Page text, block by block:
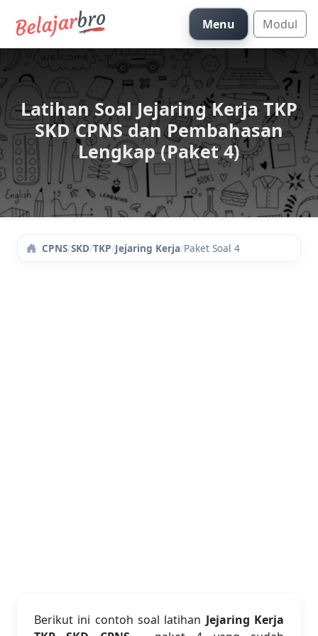
Menu Modul
Latihan Soal Jejaring Kerja TKP
SKD CPNS dan Pembahasan
Lengkap (Paket 4)
CPNS/SKD/TKP/Jejaring Kerja/Paket Soal 4
Berikut ini contoh soal latihan Jejaring Kerja